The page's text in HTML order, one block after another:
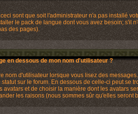
sont que soit l'administrateur n'a pas installé
le pack de langue dont vous avez besoin; s'il
des pages).
en dessous de mon nom d'utilisateur ?
nom d'utilisateur lorsque vous lisez des
sur le forum. En dessous de celle-ci peut
avatars et de choisir la manière dont les avatars
les raisons (nous sommes sûr qu'elles seront